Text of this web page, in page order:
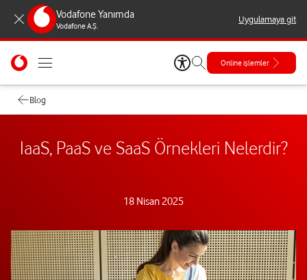
Vodafone Yanımda
Vodafone A.Ş.
Uygulamaya git
Online işlemler
Blog
IaaS, PaaS ve SaaS Örnekleri Nelerdir?
18 Nisan 2025